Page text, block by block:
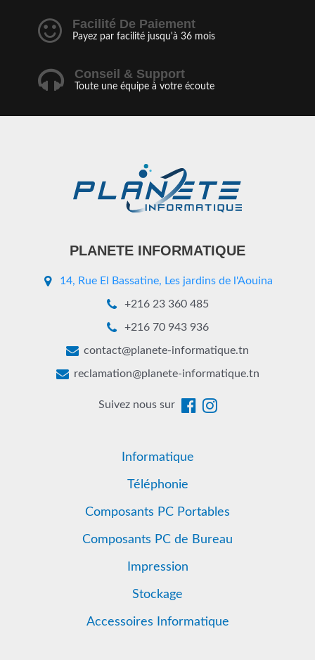
Facilité De Paiement
Payez par facilité jusqu'à 36 mois
Conseil & Support
Toute une équipe à votre écoute
PLANETE INFORMATIQUE
14, Rue El Bassatine, Les jardins de l'Aouina
+216 23 360 485
+216 70 943 936
contact@planete-informatique.tn
reclamation@planete-informatique.tn
Suivez nous sur
Informatique
Téléphonie
Composants PC Portables
Composants PC de Bureau
Impression
Stockage
Accessoires Informatique